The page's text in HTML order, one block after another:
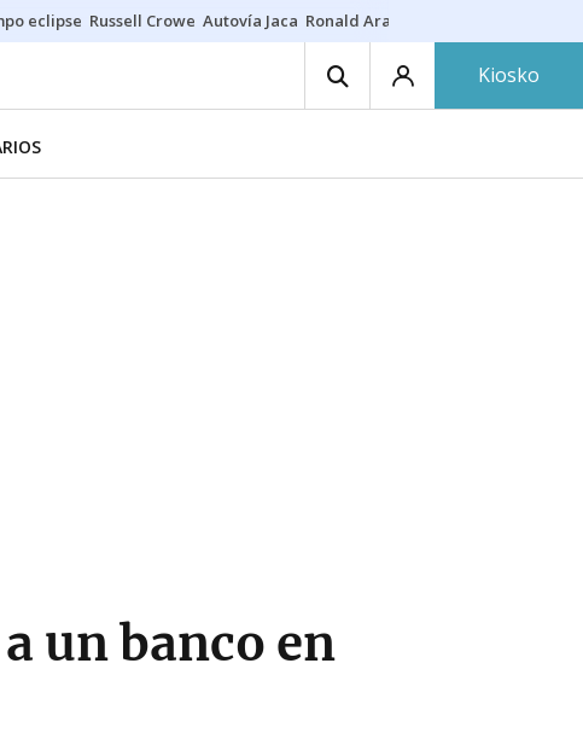
eclipse Russell Crowe Autovía Jaca Ronald Araújo
Kiosko
un banco en